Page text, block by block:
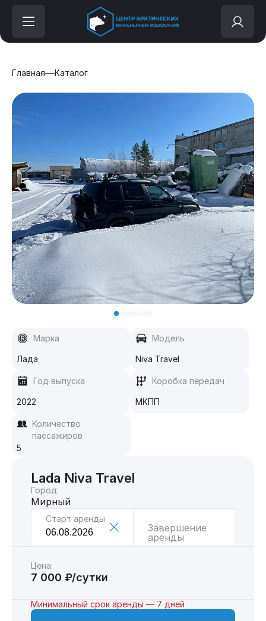
Главная Каталог
Марка
Лада
Модель
Niva Travel
Год выпуска
2022
Коробка передач
МКПП
Количество
пассажиров
5
Lada Niva Travel
Город:
Мирный
Старт аренды
Завершение
аренды
Цена:
7 000 ₽/сутки
Минимальный срок аренды — 7 дней